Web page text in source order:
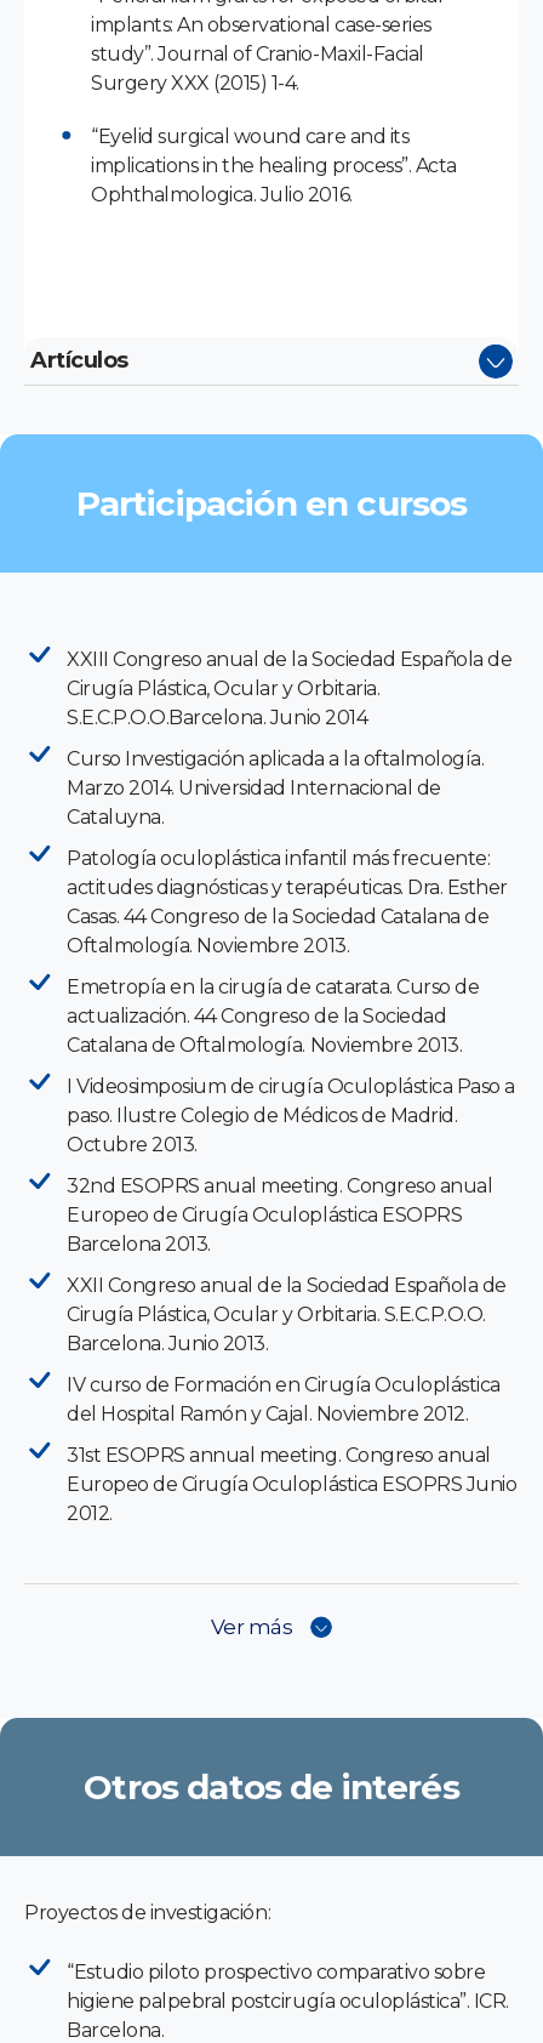
implants: An observational case-series
study”. Journal of Cranio-Maxil-Facial
Surgery XXX (2015) 1-4.
“Eyelid surgical wound care and its
implications in the healing process”. Acta
Ophthalmologica. Julio 2016.
Artículos
Participación en cursos
XXIII Congreso anual de la Sociedad Española de
Cirugía Plástica, Ocular y Orbitaria.
S.E.C.P.O.O.Barcelona. Junio 2014
Curso Investigación aplicada a la oftalmología.
Marzo 2014. Universidad Internacional de
Cataluyna.
Patología oculoplástica infantil más frecuente:
actitudes diagnósticas y terapéuticas. Dra. Esther
Casas. 44 Congreso de la Sociedad Catalana de
Oftalmología. Noviembre 2013.
Emetropía en la cirugía de catarata. Curso de
actualización. 44 Congreso de la Sociedad
Catalana de Oftalmología. Noviembre 2013.
I Videosimposium de cirugía Oculoplástica Paso a
paso. Ilustre Colegio de Médicos de Madrid.
Octubre 2013.
32nd ESOPRS anual meeting. Congreso anual
Europeo de Cirugía Oculoplástica ESOPRS
Barcelona 2013.
XXII Congreso anual de la Sociedad Española de
Cirugía Plástica, Ocular y Orbitaria. S.E.C.P.O.O.
Barcelona. Junio 2013.
IV curso de Formación en Cirugía Oculoplástica
del Hospital Ramón y Cajal. Noviembre 2012.
31st ESOPRS annual meeting. Congreso anual
Europeo de Cirugía Oculoplástica ESOPRS Junio
2012.
Ver más
Otros datos de interés
Proyectos de investigación:
“Estudio piloto prospectivo comparativo sobre
higiene palpebral postcirugía oculoplástica”. ICR.
Barcelona.